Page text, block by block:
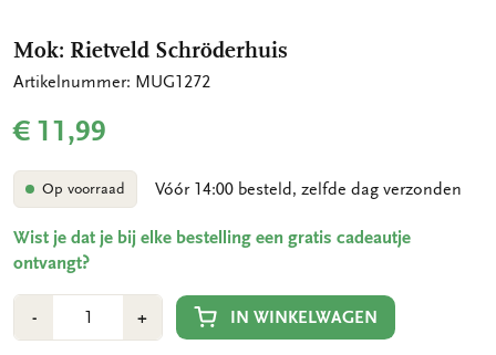
Mok: Rietveld Schröderhuis
Artikelnummer: MUG1272
€ 11,99
Op voorraad Vóór 14:00 besteld, zelfde dag verzonden
Wist je dat je bij elke bestelling een gratis cadeautje
ontvangt?
-Min
1
+Plus
1
IN WINKELWAGEN